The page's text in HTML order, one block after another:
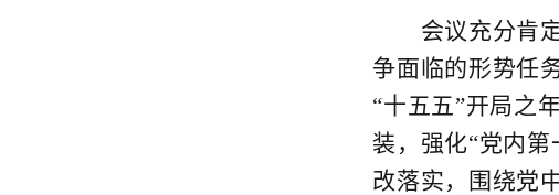
会议充分肯定
争面临的形势任
“十五五”开局之
装，强化“党内
改落实，围绕党